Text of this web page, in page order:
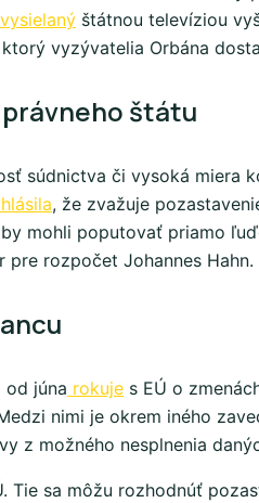
štátnou televíziou
vyzývatelia Orbána
štátu
súdnictva či vysoká
, že zvažuje
mohli poputovať priamo
pre rozpočet Johannes Hahn.
od júna rokuje s EÚ o
nimi je okrem iného
z možného nesplnenia
Tie sa môžu rozhodnúť